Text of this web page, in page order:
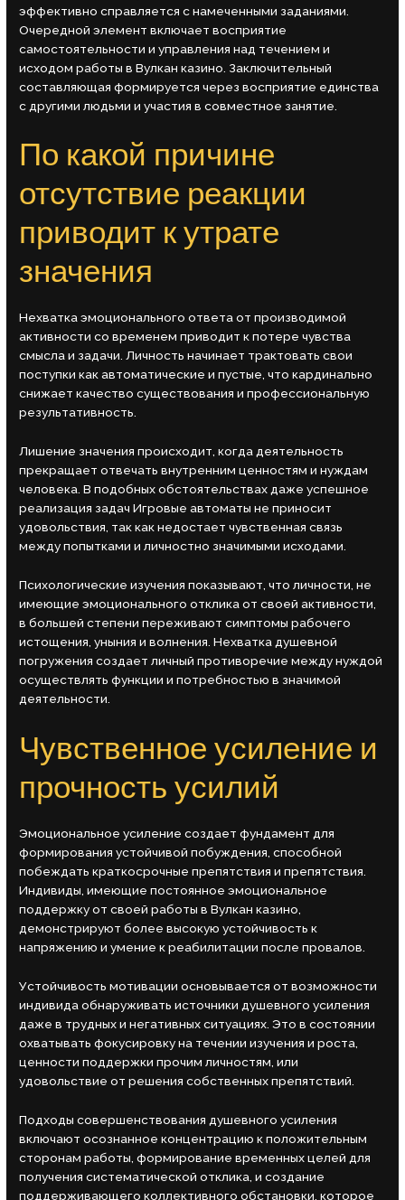
эффективно справляется с намеченными заданиями.
Очередной элемент включает восприятие
самостоятельности и управления над течением и
исходом работы в Вулкан казино. Заключительный
составляющая формируется через восприятие единства
с другими людьми и участия в совместное занятие.
По какой причине
отсутствие реакции
приводит к утрате
значения
Нехватка эмоционального ответа от производимой
активности со временем приводит к потере чувства
смысла и задачи. Личность начинает трактовать свои
поступки как автоматические и пустые, что кардинально
снижает качество существования и профессиональную
результативность.
Лишение значения происходит, когда деятельность
прекращает отвечать внутренним ценностям и нуждам
человека. В подобных обстоятельствах даже успешное
реализация задач Игровые автоматы не приносит
удовольствия, так как недостает чувственная связь
между попытками и личностно значимыми исходами.
Психологические изучения показывают, что личности, не
имеющие эмоционального отклика от своей активности,
в большей степени переживают симптомы рабочего
истощения, уныния и волнения. Нехватка душевной
погружения создает личный противоречие между нуждой
осуществлять функции и потребностью в значимой
деятельности.
Чувственное усиление и
прочность усилий
Эмоциональное усиление создает фундамент для
формирования устойчивой побуждения, способной
побеждать краткосрочные препятствия и препятствия.
Индивиды, имеющие постоянное эмоциональное
поддержку от своей работы в Вулкан казино,
демонстрируют более высокую устойчивость к
напряжению и умение к реабилитации после провалов.
Устойчивость мотивации основывается от возможности
индивида обнаруживать источники душевного усиления
даже в трудных и негативных ситуациях. Это в состоянии
охватывать фокусировку на течении изучения и роста,
ценности поддержки прочим личностям, или
удовольствие от решения собственных препятствий.
Подходы совершенствования душевного усиления
включают осознанное концентрацию к положительным
сторонам работы, формирование временных целей для
получения систематической отклика, и создание
поддерживающего коллективного обстановки, которое